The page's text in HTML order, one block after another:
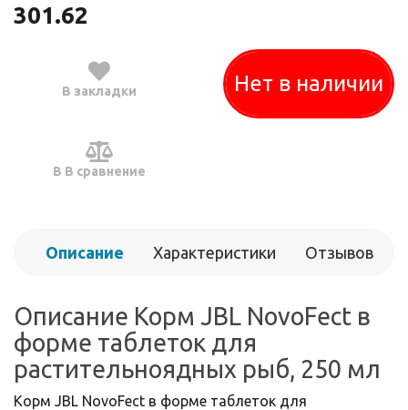
301.62
В закладки
В В сравнение
Нет в наличии
Описание Характеристики Отзывов
Описание Корм JBL NovoFect в
форме таблеток для
растительноядных рыб, 250 мл
Корм JBL NovoFect в форме таблеток для